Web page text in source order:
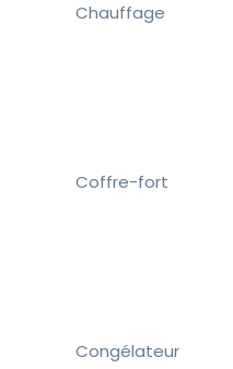
Chauffage
Coffre-fort
Congélateur